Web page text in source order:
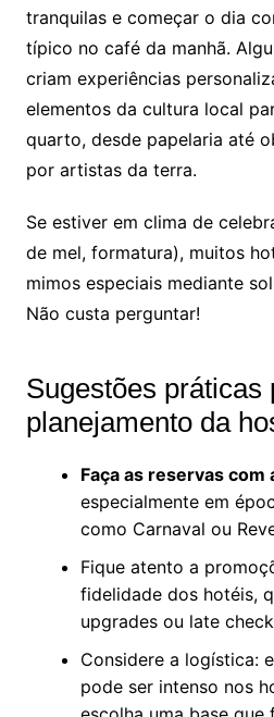
tranquilas e começar o dia
típico no café da manhã.
criam experiências
elementos da cultura local
quarto, desde papelaria até
por artistas da terra.
Se estiver em clima de
de mel, formatura), muitos
mimos especiais mediante
Não custa perguntar!
Sugestões práticas
planejamento da
Faça as reservas com
especialmente em
como Carnaval ou
Fique atento a
fidelidade dos hotéis,
upgrades ou late
Considere a logística:
pode ser intenso nos